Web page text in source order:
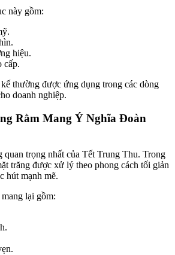
này gồm:
hiệu.
cấp.
thường được ứng dụng trong các dòng
doanh nghiệp.
Rằm Mang Ý Nghĩa Đoàn
quan trọng nhất của Tết Trung Thu. Trong
trăng được xử lý theo phong cách tối giản
hút mạnh mẽ.
lại gồm: